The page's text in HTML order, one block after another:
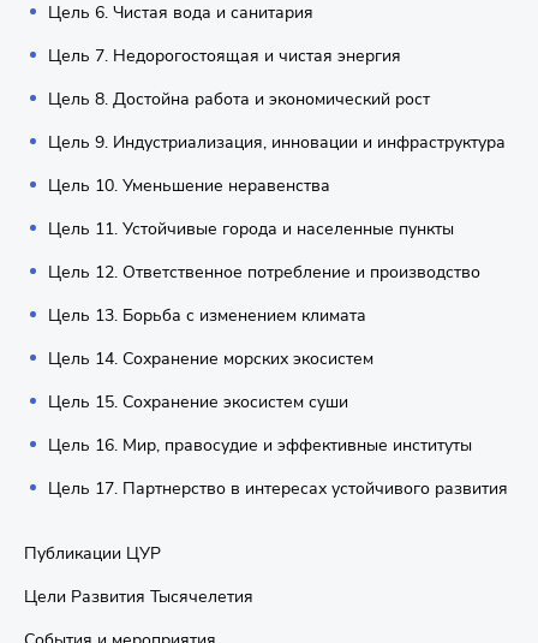
Цель 6. Чистая вода и санитария
Цель 7. Недорогостоящая и чистая энергия
Цель 8. Достойна работа и экономический рост
Цель 9. Индустриализация, инновации и инфраструктура
Цель 10. Уменьшение неравенства
Цель 11. Устойчивые города и населенные пункты
Цель 12. Ответственное потребление и производство
Цель 13. Борьба с изменением климата
Цель 14. Сохранение морских экосистем
Цель 15. Сохранение экосистем суши
Цель 16. Мир, правосудие и эффективные институты
Цель 17. Партнерство в интересах устойчивого развития
Публикации ЦУР
Цели Развития Тысячелетия